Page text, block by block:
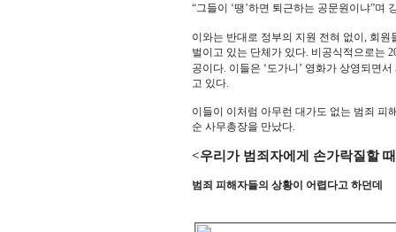
“그들이 ‘땡’하면 퇴근하는 공문원이냐”며
이와는 반대로 정부의 지원 전혀 없이, 회
벌이고 있는 단체가 있다. 비공식적으로는
공이다. 이들은 ‘도가니’ 영화가 상영되면
고 있다.
이들이 이처럼 아무런 대가도 없는 범죄 피
순 사무총장을 만났다.
<우리가 범죄자에게 손가락질할
범죄 피해자들의 상황이 어렵다고 하던데